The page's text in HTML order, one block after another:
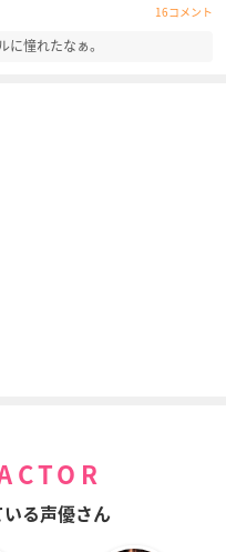
16コメント
憧れたなぁ。
る声優さん